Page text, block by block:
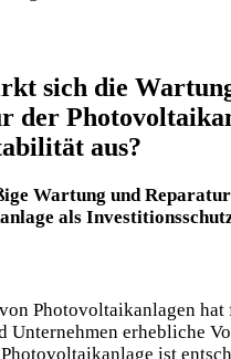
sich die
der
aus?
Wartung und
als
Photovoltaikanlagen hat
Unternehmen erhebliche
ist